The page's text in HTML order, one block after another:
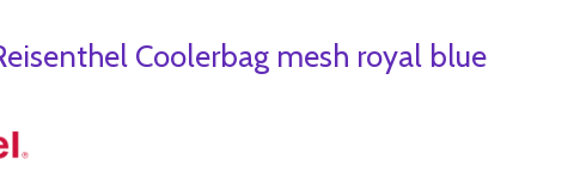
Coolerbag mesh royal blue
Aktuální